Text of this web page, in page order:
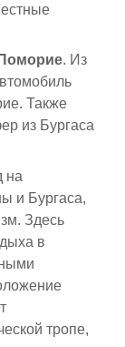
. Из
Также
из Бургаса
на
и Бургаса,
Здесь
в
тропе,